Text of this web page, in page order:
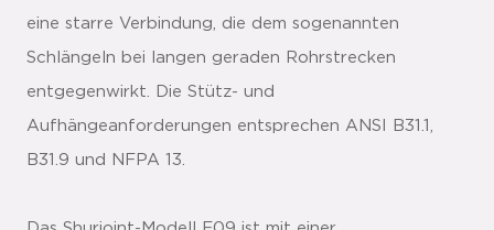
eine starre Verbindung, die dem sogenannten
Schlängeln bei langen geraden Rohrstrecken
entgegenwirkt. Die Stütz- und
Aufhängeanforderungen entsprechen ANSI B31.1,
B31.9 und NFPA 13.